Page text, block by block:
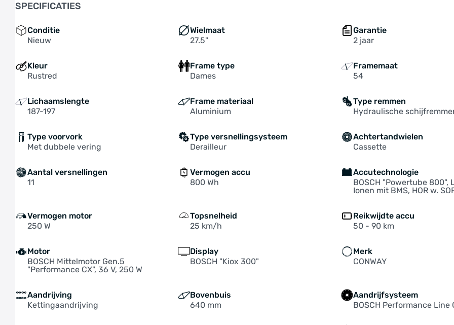
SPECIFICATIES
Conditie
Nieuw
Wielmaat
27.5"
Garantie
2 jaar
Kleur
Rustred
Frame type
Dames
Framemaat
54
Lichaamslengte
187-197
Frame materiaal
Aluminium
Type remmen
Hydraulische
Type voorvork
Met dubbele vering
Type versnellingsysteem
Derailleur
Achtertandwielen
Cassette
Aantal versnellingen
11
Vermogen accu
800 Wh
Accutechnologie
BOSCH "Powertube 800",
Ionen mit BMS, HOR w.
Vermogen motor
250 W
Topsnelheid
25 km/h
Reikwijdte accu
50 - 90 km
Motor
BOSCH Mittelmotor Gen.5
"Performance CX", 36 V, 250 W
Display
BOSCH "Kiox 300"
Merk
CONWAY
Aandrijving
Kettingaandrijving
Bovenbuis
640 mm
Aandrijfsysteem
BOSCH Performance Line